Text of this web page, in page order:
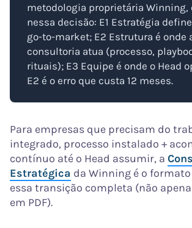
metodologia proprietária Winning,
nessa decisão: E1 Estratégia
go-to-market; E2 Estrutura é onde
consultoria atua (processo,
rituais); E3 Equipe é onde o Head
E2 é o erro que custa 12 meses.
Para empresas que precisam do
integrado, processo instalado +
contínuo até o Head assumir, a
Estratégica da Winning é o
essa transição completa (não
em PDF).